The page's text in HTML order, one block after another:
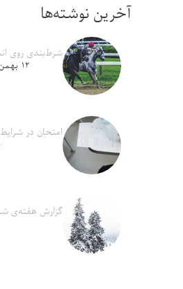
آخرین نوشته‌ها
شرط‌بندی روی
۱۲ بهمن ۱۴۰۴
امتحان در
گزارش هفته‌ی